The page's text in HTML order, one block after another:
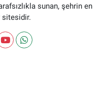
sunan, şehrin en
sitesidir.